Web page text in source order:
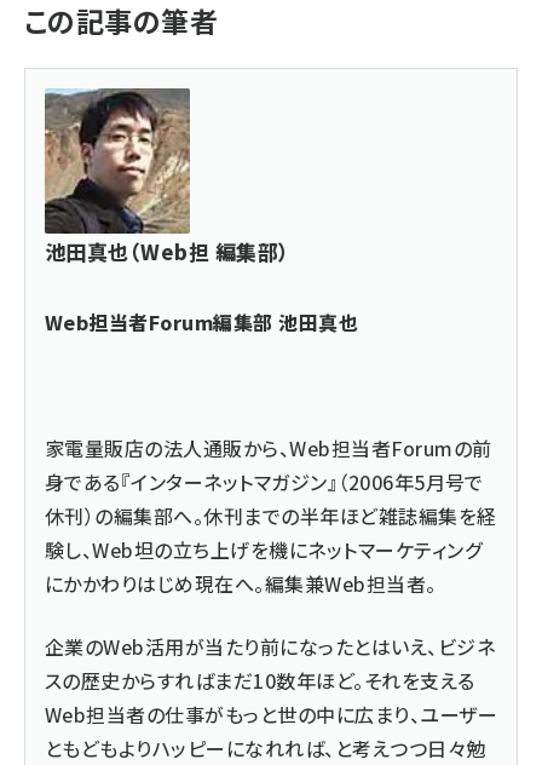
この記事の筆者
池田真也（Web担 編集部）
Web担当者Forum編集部 池田真也
家電量販店の法人通販から、Web担当者Forumの前
身である『インターネットマガジン』（2006年5月号で
休刊）の編集部へ。休刊までの半年ほど雑誌編集を経
験し、Web坦の立ち上げを機にネットマーケティング
にかかわりはじめ現在へ。編集兼Web担当者。
企業のWeb活用が当たり前になったとはいえ、ビジネ
スの歴史からすればまだ10数年ほど。それを支える
Web担当者の仕事がもっと世の中に広まり、ユーザー
ともどもよりハッピーになれれば、と考えつつ日々勉